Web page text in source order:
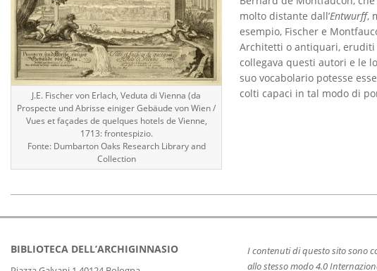
O
N
E
C
S
S
I
A
J.E. Fischer von Erlach, Veduta di Vienna (da
Prospecte und Abrisse einiger Gebäude von Wien /
Vues et façades de quelques hotels de Vienne,
1713: frontespizio.
Fonte: Dumbarton Oaks Research Library and
Collection
molto distante dall’Entwurff,
esempio, Fischer e
Architetti o antiquari, eruditi
collegava questi autori e le
suo vocabolario potesse
colti capaci in tal modo di
08-
BIBLIOTECA DELL’ARCHIGINNASIO
I contenuti di questo sito sono
allo stesso modo 4.0